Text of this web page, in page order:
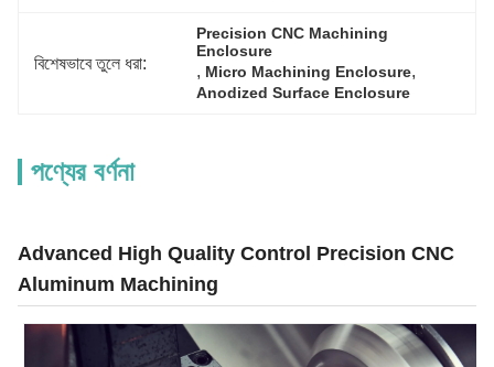
বিশেষভাবে তুলে ধরা:
Precision CNC Machining
Enclosure
, Micro Machining Enclosure,
Anodized Surface Enclosure
পণ্যের বর্ণনা
Advanced High Quality Control Precision CNC
Aluminum Machining